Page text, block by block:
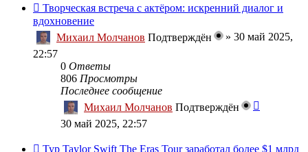
Творческая встреча с актёром: искренний диалог и
вдохновение
Михаил Молчанов Подтверждён » 30 май 2025,
22:57
0 Ответы
806 Просмотры
Последнее сообщение
Михаил Молчанов Подтверждён
30 май 2025, 22:57
Тур Taylor Swift The Eras Tour заработал более $1 млрд